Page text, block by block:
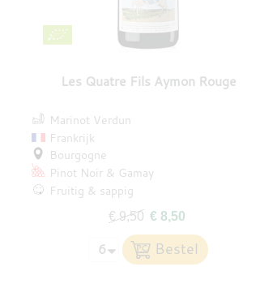
Les Quatre Fils Aymon Rouge
Marinot Verdun
Frankrijk
Bourgogne
Pinot Noir
Gamay
Fruitig & sappig
€ 9,50 € 8,50